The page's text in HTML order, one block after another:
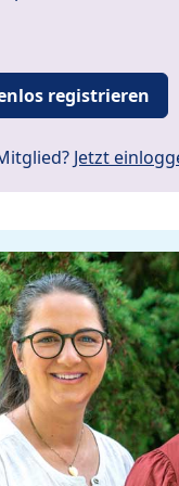
registrieren
Jetzt